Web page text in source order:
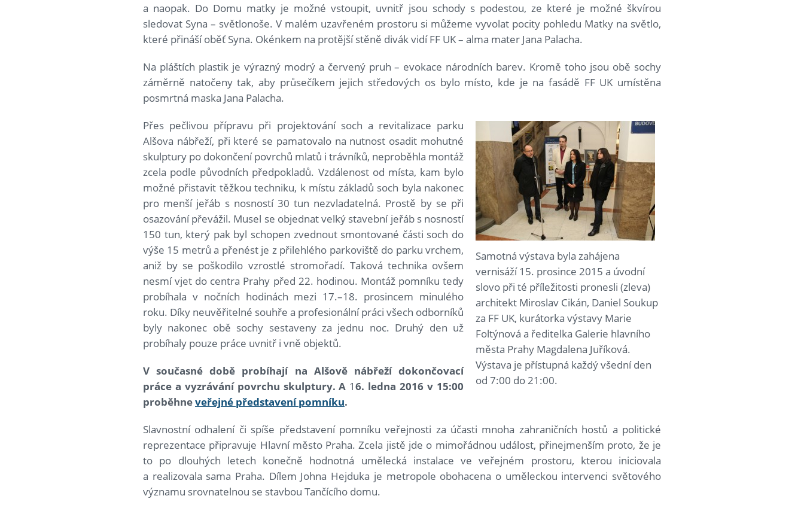
a naopak. Do Domu matky je možné vstoupit, uvnitř jsou schody s podestou, ze které je možné škvírou
sledovat Syna – světlonoše. V malém uzavřeném prostoru si můžeme vyvolat pocity pohledu Matky na světlo,
které přináší oběť Syna. Okénkem na protější stěně divák vidí FF UK – alma mater Jana Palacha.
Na pláštích plastik je výrazný modrý a červený pruh – evokace národních barev. Kromě toho jsou obě sochy
záměrně natočeny tak, aby průsečíkem jejich středových os bylo místo, kde je na fasádě FF UK umístěna
posmrtná maska Jana Palacha.
Samotná výstava byla zahájena
vernisáží 15. prosince 2015 a úvodní
slovo při té příležitosti pronesli (zleva)
architekt Miroslav Cikán, Daniel Soukup
za FF UK, kurátorka výstavy Marie
Foltýnová a ředitelka Galerie hlavního
města Prahy Magdalena Juříková.
Výstava je přístupná každý všední den
od 7:00 do 21:00.
Přes pečlivou přípravu při projektování soch a revitalizace parku
Alšova nábřeží, při které se pamatovalo na nutnost osadit mohutné
skulptury po dokončení povrchů mlatů i trávníků, neproběhla montáž
zcela podle původních předpokladů. Vzdálenost od místa, kam bylo
možné přistavit těžkou techniku, k místu základů soch byla nakonec
pro menší jeřáb s nosností 30 tun nezvladatelná. Prostě by se při
osazování převážil. Musel se objednat velký stavební jeřáb s nosností
150 tun, který pak byl schopen zvednout smontované části soch do
výše 15 metrů a přenést je z přilehlého parkoviště do parku vrchem,
aniž by se poškodilo vzrostlé stromořadí. Taková technika ovšem
nesmí vjet do centra Prahy před 22. hodinou. Montáž pomníku tedy
probíhala v nočních hodinách mezi 17.–18. prosincem minulého
roku. Díky neuvěřitelné souhře a profesionální práci všech odborníků
byly nakonec obě sochy sestaveny za jednu noc. Druhý den už
probíhaly pouze práce uvnitř i vně objektů.
V současné době probíhají na Alšově nábřeží dokončovací
práce a vyzrávání povrchu skulptury. A 16. ledna 2016 v 15:00
proběhneveřejné představení pomníku.
Slavnostní odhalení či spíše představení pomníku veřejnosti za účasti mnoha zahraničních hostů a politické
reprezentace připravuje Hlavní město Praha. Zcela jistě jde o mimořádnou událost, přinejmenším proto, že je
to po dlouhých letech konečně hodnotná umělecká instalace ve veřejném prostoru, kterou iniciovala
a realizovala sama Praha. Dílem Johna Hejduka je metropole obohacena o uměleckou intervenci světového
významu srovnatelnou se stavbou Tančícího domu.